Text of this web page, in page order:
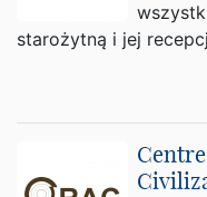
starożytną i jej